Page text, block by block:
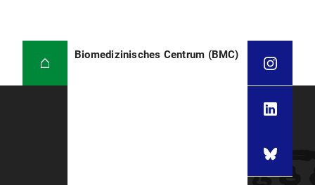
Biomedizinisches Centrum (BMC)